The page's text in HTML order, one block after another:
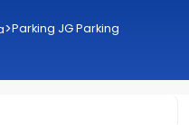
>Parking JG Parking